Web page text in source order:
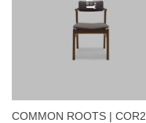
COMMON ROOTS | COR2